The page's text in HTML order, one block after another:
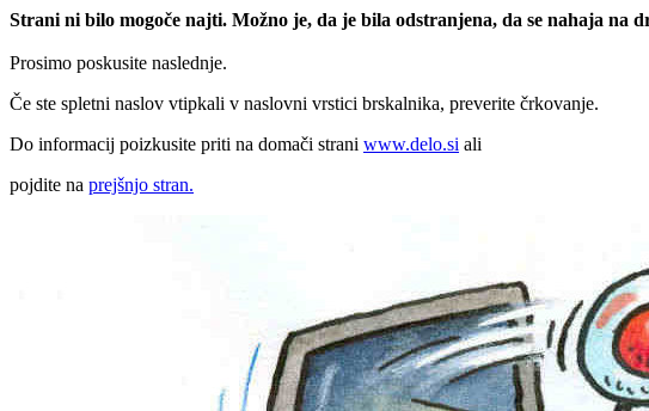
Strani ni bilo mogoče najti. Možno je, da je bila odstranjena, da se nahaja na
Prosimo poskusite naslednje.
Če ste spletni naslov vtipkali v naslovni vrstici brskalnika, preverite črkovanje.
Do informacij poizkusite priti na domači strani www.delo.si ali
pojdite na prejšnjo stran.